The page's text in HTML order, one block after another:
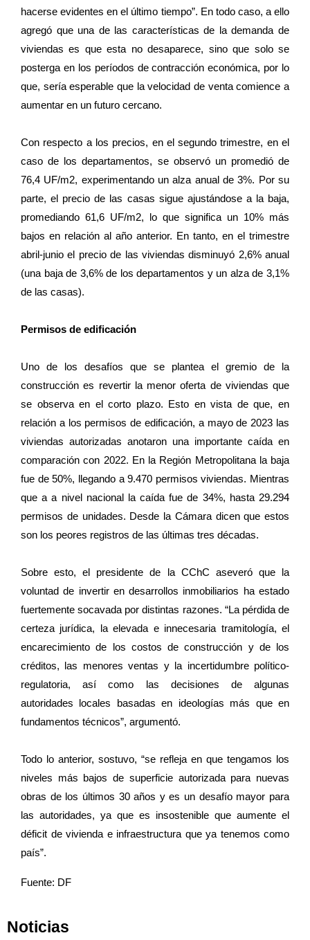
hacerse evidentes en el último tiempo”. En todo caso, a ello
agregó que una de las características de la demanda de
viviendas es que esta no desaparece, sino que solo se
posterga en los períodos de contracción económica, por lo
que, sería esperable que la velocidad de venta comience a
aumentar en un futuro cercano.
Con respecto a los precios, en el segundo trimestre, en el
caso de los departamentos, se observó un promedió de
76,4 UF/m2, experimentando un alza anual de 3%. Por su
parte, el precio de las casas sigue ajustándose a la baja,
promediando 61,6 UF/m2, lo que significa un 10% más
bajos en relación al año anterior. En tanto, en el trimestre
abril-junio el precio de las viviendas disminuyó 2,6% anual
(una baja de 3,6% de los departamentos y un alza de 3,1%
de las casas).
Permisos de edificación
Uno de los desafíos que se plantea el gremio de la
construcción es revertir la menor oferta de viviendas que
se observa en el corto plazo. Esto en vista de que, en
relación a los permisos de edificación, a mayo de 2023 las
viviendas autorizadas anotaron una importante caída en
comparación con 2022. En la Región Metropolitana la baja
fue de 50%, llegando a 9.470 permisos viviendas. Mientras
que a a nivel nacional la caída fue de 34%, hasta 29.294
permisos de unidades. Desde la Cámara dicen que estos
son los peores registros de las últimas tres décadas.
Sobre esto, el presidente de la CChC aseveró que la
voluntad de invertir en desarrollos inmobiliarios ha estado
fuertemente socavada por distintas razones. “La pérdida de
certeza jurídica, la elevada e innecesaria tramitología, el
encarecimiento de los costos de construcción y de los
créditos, las menores ventas y la incertidumbre político-
regulatoria, así como las decisiones de algunas
autoridades locales basadas en ideologías más que en
fundamentos técnicos”, argumentó.
Todo lo anterior, sostuvo, “se refleja en que tengamos los
niveles más bajos de superficie autorizada para nuevas
obras de los últimos 30 años y es un desafío mayor para
las autoridades, ya que es insostenible que aumente el
déficit de vivienda e infraestructura que ya tenemos como
país”.
Fuente: DF
Noticias